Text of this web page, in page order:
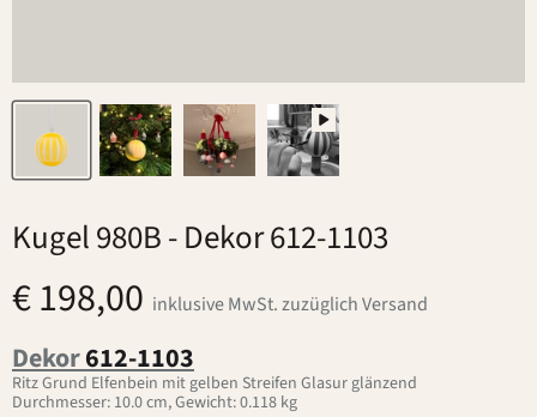
Kugel 980B- Dekor 612-1103
€ 198,00 inklusive MwSt. zuzüglich Versand
Dekor612-1103
Ritz Grund Elfenbein mit gelben Streifen Glasur glänzend
Durchmesser: 10.0 cm, Gewicht: 0.118 kg